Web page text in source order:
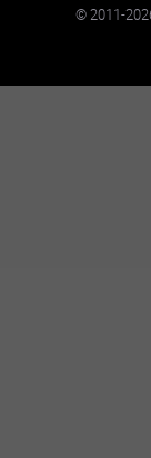
©2011-